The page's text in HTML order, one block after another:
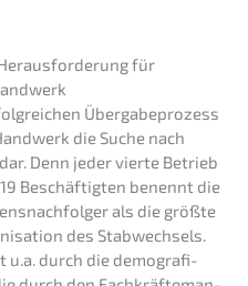
für
Überga­be­pro­zess
die Suche nach
Denn jeder vierte Betrieb
Beschäf­tig­ten benennt die
als die größte
des Stabwech­sels.
u.a. durch die demogra­fi­